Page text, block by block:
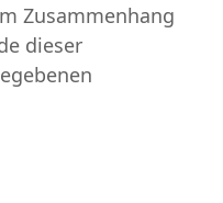
Zusammenhang
dieser